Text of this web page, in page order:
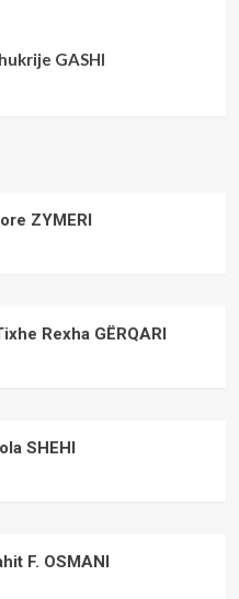
GASHI
ZYMERI
Rexha GËRQARI
SHEHI
F. OSMANI